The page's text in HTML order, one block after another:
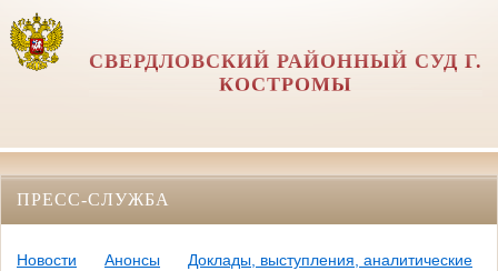
СВЕРДЛОВСКИЙ РАЙОННЫЙ СУД Г.
КОСТРОМЫ
ПРЕСС-СЛУЖБА
Новости Анонсы
Доклады, выступления, аналитические